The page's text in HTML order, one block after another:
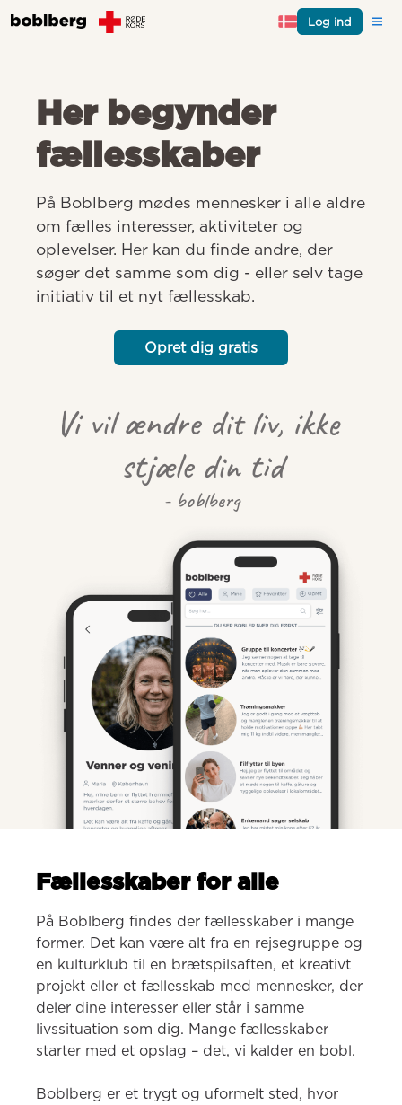
Log ind
Her begynder
fællesskaber
På Boblberg mødes mennesker i alle aldre
om fælles interesser, aktiviteter og
oplevelser. Her kan du finde andre, der
søger det samme som dig - eller selv tage
initiativ til et nyt fællesskab.
Opret dig gratis
Vi vil ændre dit liv, ikke
stjæle din tid
- boblberg
Fællesskaber for alle
På Boblberg findes der fællesskaber i mange
former. Det kan være alt fra en rejsegruppe og
en kulturklub til en brætspilsaften, et kreativt
projekt eller et fællesskab med mennesker, der
deler dine interesser eller står i samme
livssituation som dig. Mange fællesskaber
starter med et opslag – det, vi kalder en bobl.
Boblberg er et trygt og uformelt sted, hvor